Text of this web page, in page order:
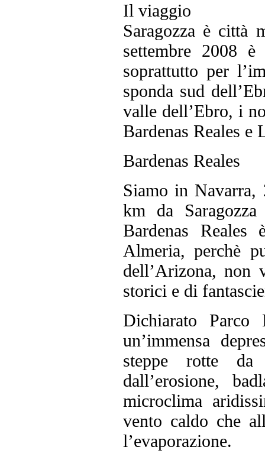
Il viaggio
Saragozza è città
settembre 2008 è
soprattutto per
sponda sud
valle dell’Ebro, i
Bardenas Reales e
Bardenas Reales
Siamo in
km da
Bardenas Reales
Almeria, perchè
dell’Arizona,
storici e di
Dichiarato Parco
un’immensa
steppe rotte da
dall’erosione,
microclima
vento caldo che
l’evaporazione.